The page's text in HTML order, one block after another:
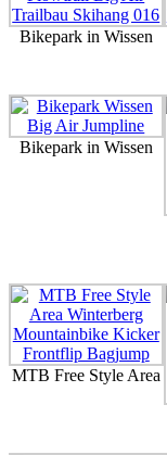
Bikepark in Wissen
Bikepark in Wissen
MTB Free Style Area